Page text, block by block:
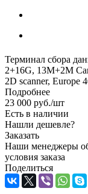
Терминал сбора
2+16G, 13M+2M
2D scanner, Europe
Подробнее
23 000 руб./шт
Есть в наличии
Нашли дешевле?
Заказать
Наши менеджеры
условия заказа
Поделиться